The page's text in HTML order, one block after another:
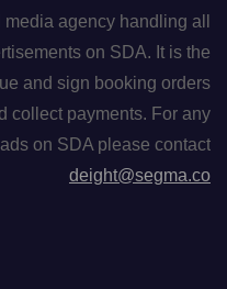
agency handling all
on SDA. It is the
and sign booking orders
collect payments. For any
on SDA please contact
deight@segma.co